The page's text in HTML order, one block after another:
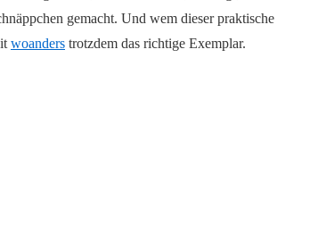
gemacht. Und wem dieser praktische
woanders trotzdem das richtige Exemplar.